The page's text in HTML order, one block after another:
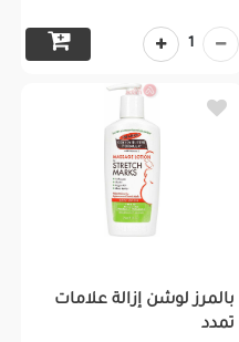
1
بالمرز لوشن إزالة علامات
تمدد